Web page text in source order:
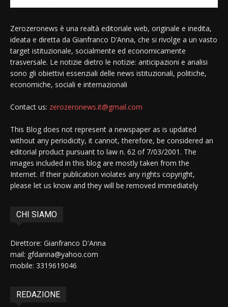
Zerozeronews è una realtà editoriale web, originale e inedita,
ideata e diretta da Gianfranco D’Anna, che si rivolge a un vasto
target istituzionale, socialmente ed economicamente
trasversale. Le notizie dietro le notizie: anticipazioni e analisi
sono gli obiettivi essenziali delle news istituzionali, politiche,
economiche, sociali e internazionali
Contact us: zerozeronews.it@gmail.com
This Blog does not represent a newspaper as is updated
without any periodicity, it cannot, therefore, be considered an
editorial product pursuant to law n. 62 of 7/03/2001. The
images included in this blog are mostly taken from the
Internet. If their publication violates any rights copyright,
please let us know and they will be removed immediately
CHI SIAMO
Direttore: Gianfranco D'Anna
mail: gfdanna@yahoo.com
mobile: 3319619046
REDAZIONE